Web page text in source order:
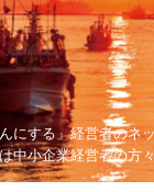
にする」経営者のネ
中小企業経営者の方